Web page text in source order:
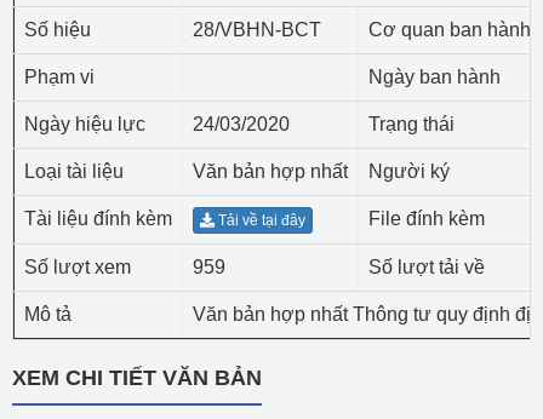
Số hiệu 28/VBHN-BCT Cơ quan ban hành
Phạm vi Ngày ban hành
Ngày hiệu lực 24/03/2020 Trạng thái
Loại tài liệu Văn bản hợp nhất Người ký
Tài liệu đính kèm Tải về tại đây File đính kèm
Số lượt xem 959 Số lượt tải về
Mô tả Văn bản hợp nhất Thông tư quy định
XEM CHI TIẾT VĂN BẢN